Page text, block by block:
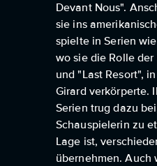
Devant Nous".
sie ins
spielte in Serien
wo sie die Rolle
und "Last Resort",
Girard verkörperte.
Serien trug dazu
Schauspielerin zu
Lage ist,
übernehmen. Auch